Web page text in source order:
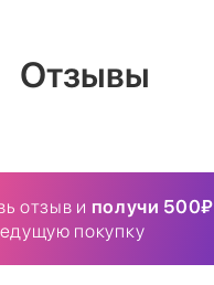
Отзывы
отзыв и получи 500₽
покупку